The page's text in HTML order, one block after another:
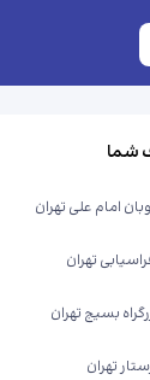
شما
امام علی تهران
تهران
بسیج تهران
تهران